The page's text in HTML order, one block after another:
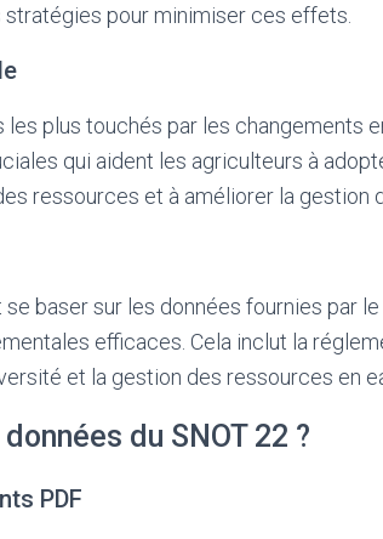
stratégies pour minimiser ces effets.
les plus touchés par les changements
qui aident les agriculteurs à
ressources et à améliorer la gestion
baser sur les données fournies par
efficaces. Cela inclut la
et la gestion des ressources en
du SNOT 22 ?
PDF